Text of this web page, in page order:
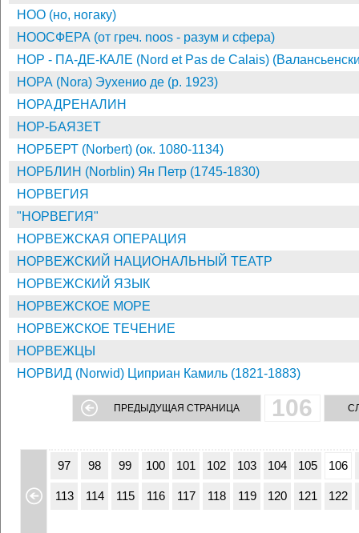
НОО (но, ногаку)
НООСФЕРА (от греч. noos - разум и сфера)
НОР - ПА-ДЕ-КАЛЕ (Nord et Pas de Calais)
НОРА (Nora) Эухенио де (р. 1923)
НОРАДРЕНАЛИН
НОР-БАЯЗЕТ
НОРБЕРТ (Norbert) (ок. 1080-1134)
НОРБЛИН (Norblin) Ян Петр (1745-1830)
НОРВЕГИЯ
"НОРВЕГИЯ"
НОРВЕЖСКАЯ ОПЕРАЦИЯ
НОРВЕЖСКИЙ НАЦИОНАЛЬНЫЙ ТЕАТР
НОРВЕЖСКИЙ ЯЗЫК
НОРВЕЖСКОЕ МОРЕ
НОРВЕЖСКОЕ ТЕЧЕНИЕ
НОРВЕЖЦЫ
НОРВИД (Norwid) Циприан Камиль (1821-1883)
ПРЕДЫДУЩАЯ СТРАНИЦА 106
80
97 98 99 100 101 102 103 104 105 106
113 114 115 116 117 118 119 120 121 122